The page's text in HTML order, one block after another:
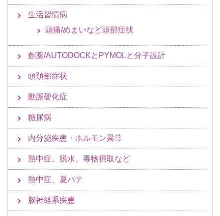
生活習慣病
頭痛/めまいなど頭部症状
創薬/AUTODOCKとPYMOLと分子設計
頭頚部症状
動脈硬化症
糖尿病
内分泌疾患・ホルモン異常
熱中症、脱水、毒物摂取など
熱中症、夏バテ
脳神経系疾患